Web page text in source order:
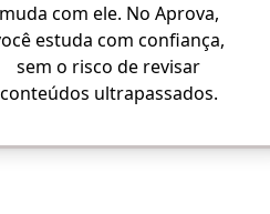
muda com ele. No Aprova,
estuda com confiança,
sem o risco de revisar
conteúdos ultrapassados.